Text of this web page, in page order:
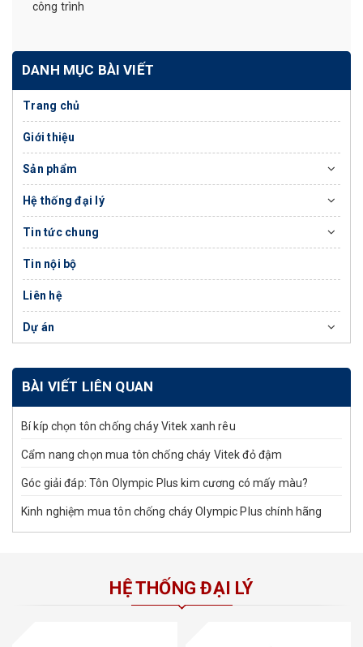
công trình
DANH MỤC BÀI VIẾT
Trang chủ
Giới thiệu
Sản phẩm
Hệ thống đại lý
Tin tức chung
Tin nội bộ
Liên hệ
Dự án
BÀI VIẾT LIÊN QUAN
Bí kíp chọn tôn chống cháy Vitek xanh rêu
Cẩm nang chọn mua tôn chống cháy Vitek đỏ đậm
Góc giải đáp: Tôn Olympic Plus kim cương có mấy màu?
Kinh nghiệm mua tôn chống cháy Olympic Plus chính hãng
HỆ THỐNG ĐẠI LÝ